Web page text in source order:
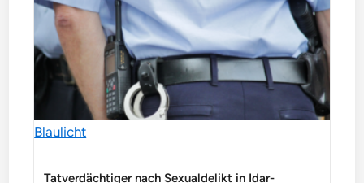
Blaulicht
Tatverdächtiger nach Sexualdelikt in Idar-